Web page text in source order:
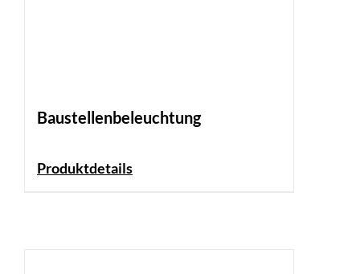
Baustellenbeleuchtung
Produktdetails